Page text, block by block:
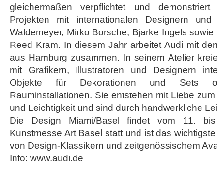
gleichermaßen verpflichtet und
Projekten mit internationalen Designern
Waldemeyer, Mirko Borsche, Bjarke Ingels
Reed Kram. In diesem Jahr arbeitet Audi mit
aus Hamburg zusammen. In seinem Atelier
mit Grafikern, Illustratoren und Designern
Objekte für Dekorationen und Sets
Rauminstallationen. Sie entstehen mit Liebe
und Leichtigkeit und sind durch handwerkliche
Die Design Miami/Basel findet vom 11.
Kunstmesse Art Basel statt und ist das
von Design-Klassikern und zeitgenössischem
Info: www.audi.de